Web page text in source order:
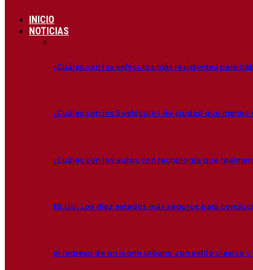
INICIO
NOTICIAS
¿Cuáles son los vehículos más resistentes para
¿Cuáles son los 5 vehículos de ciudad que
¿Cuáles son los autos con tecnología que
EE.UU. Los diez estados más seguros para
el regreso de un icono urbano con estilo clásico